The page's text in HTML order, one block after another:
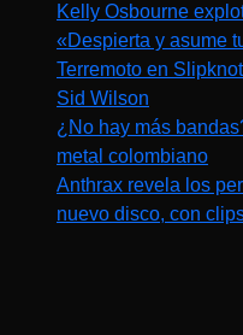
Kelly Osbourne
«Despierta y asume
Terremoto en
Sid Wilson
¿No hay más
metal colombiano
Anthrax revela los
nuevo disco, con